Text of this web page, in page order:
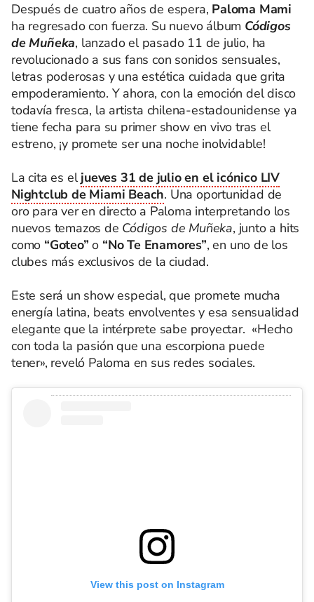
Después de cuatro años de espera, Paloma Mami
ha regresado con fuerza. Su nuevo álbum Códigos
de Muñeka, lanzado el pasado 11 de julio, ha
revolucionado a sus fans con sonidos sensuales,
letras poderosas y una estética cuidada que grita
empoderamiento. Y ahora, con la emoción del disco
todavía fresca, la artista chilena-estadounidense ya
tiene fecha para su primer show en vivo tras el
estreno, ¡y promete ser una noche inolvidable!
La cita es eljueves 31 de julio en el icónico LIV
Nightclub de Miami Beach. Una oportunidad de
oro para ver en directo a Paloma interpretando los
nuevos temazos de Códigos de Muñeka, junto a hits
como “Goteo” o “No Te Enamores”, en uno de los
clubes más exclusivos de la ciudad.
Este será un show especial, que promete mucha
energía latina, beats envolventes y esa sensualidad
elegante que la intérprete sabe proyectar. «Hecho
con toda la pasión que una escorpiona puede
tener», reveló Paloma en sus redes sociales.
View this post on Instagram